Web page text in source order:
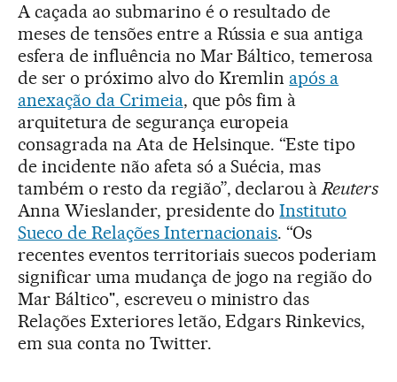
A caçada ao submarino é o resultado de
meses de tensões entre a Rússia e sua antiga
esfera de influência no Mar Báltico, temerosa
de ser o próximo alvo do Kremlin após a
anexação da Crimeia, que pôs fim à
arquitetura de segurança europeia
consagrada na Ata de Helsinque. “Este tipo
de incidente não afeta só a Suécia, mas
também o resto da região”, declarou àReuters
Anna Wieslander, presidente doInstituto
Sueco de Relações Internacionais. “Os
recentes eventos territoriais suecos poderiam
significar uma mudança de jogo na região do
Mar Báltico", escreveu o ministro das
Relações Exteriores letão, Edgars Rinkevics,
em sua conta no Twitter.